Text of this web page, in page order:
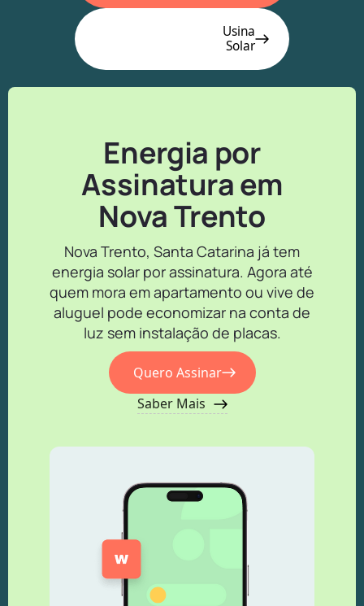
Usina
Solar
Energia por
Assinatura em
Nova Trento
Nova Trento, Santa Catarina já tem
energia solar por assinatura. Agora até
quem mora em apartamento ou vive de
aluguel pode economizar na conta de
luz sem instalação de placas.
Quero Assinar
Saber Mais